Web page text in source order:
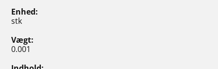
Enhed
stk
Vægt
0.001